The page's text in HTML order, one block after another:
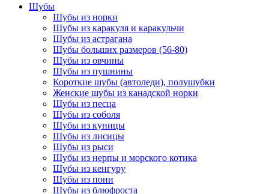
Шубы
Шубы из норки
Шубы из каракуля и каракульчи
Шубы из астрагана
Шубы больших размеров (56-80)
Шубы из овчины
Шубы из пушнины
Короткие шубы (автоледи), полушубки
Женские шубы из канадской норки
Шубы из песца
Шубы из соболя
Шубы из куницы
Шубы из лисицы
Шубы из рыси
Шубы из нерпы и морского котика
Шубы из кенгуру
Шубы из пони
Шубы из блюфроста